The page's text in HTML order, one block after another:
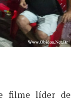
filme líder de